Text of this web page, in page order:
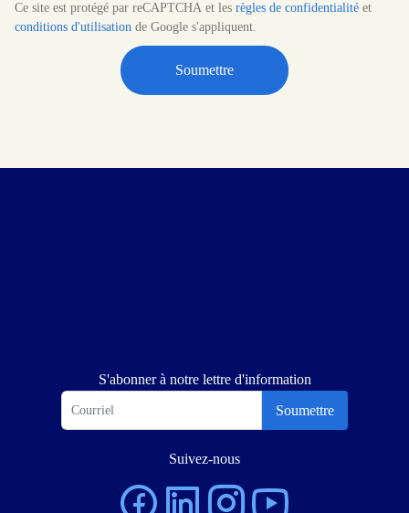
Ce site est protégé par reCAPTCHA et les règles de confidentialité et
conditions d'utilisation de Google s'appliquent.
S'abonner à notre lettre d'information
Soumettre
Suivez-nous